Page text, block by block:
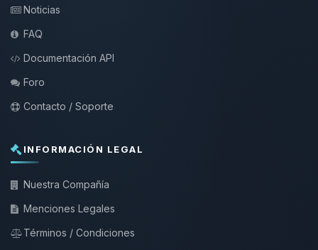
Noticias
FAQ
Documentación API
Foro
Contacto / Soporte
INFORMACIÓN LEGAL
Nuestra Compañía
Menciones Legales
Términos / Condiciones